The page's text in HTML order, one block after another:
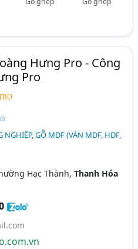
Hưng Pro - Công
Pro
NGHIỆP, GỖ MDF (VÁN MDF, HDF,
Hạc Thành,Thanh Hóa